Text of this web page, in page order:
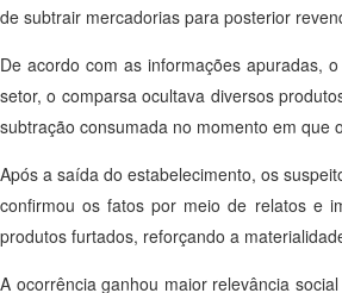
de subtrair mercadorias para posterior
De acordo com as informações apuradas,
setor, o comparsa ocultava diversos
subtração consumada no momento em que
Após a saída do estabelecimento, os
confirmou os fatos por meio de relatos e
produtos furtados, reforçando a
A ocorrência ganhou maior relevância